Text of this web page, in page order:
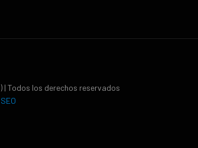
Todos los derechos reservados